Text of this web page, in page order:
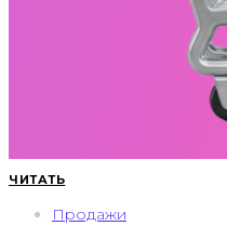
ЧИТАТЬ
Продажи